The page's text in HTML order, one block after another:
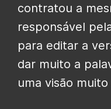
contratou a
responsável
para editar a
dar muito a
uma visão